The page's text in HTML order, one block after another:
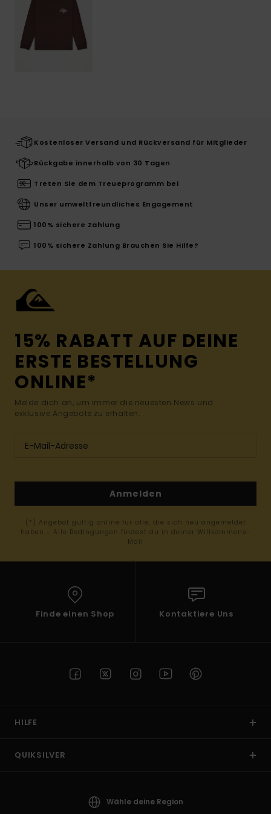
Kostenloser Versand und Rückversand für Mitglieder
Rückgabe innerhalb von 30 Tagen
Treten Sie dem Treueprogramm bei
Unser umweltfreundliches Engagement
100% sichere Zahlung
100% sichere Zahlung Brauchen Sie Hilfe?
15% RABATT AUF DEINE
ERSTE BESTELLUNG
ONLINE*
Melde dich an, um immer die neuesten News und
exklusive Angebote zu erhalten.
Anmelden
(*) Angebot gültig online für alle, die sich neu angemeldet
haben - Alle Bedingungen findest du in deiner Willkommens-
Mail
Finde einen Shop Kontaktiere Uns
HILFE
QUIKSILVER
Wähle deine Region